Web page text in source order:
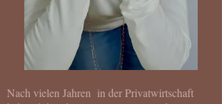
Nach vielen Jahren in der Privatwirtschaft